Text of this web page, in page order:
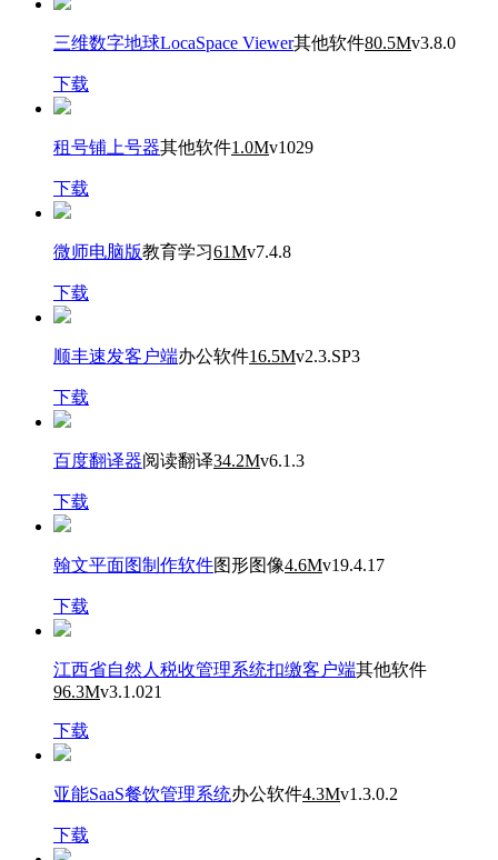
三维数字地球LocaSpace Viewer其他软件80.5Mv3.8.0
下载
租号铺上号器其他软件1.0Mv1029
下载
微师电脑版教育学习61Mv7.4.8
下载
顺丰速发客户端办公软件16.5Mv2.3.SP3
下载
百度翻译器阅读翻译34.2Mv6.1.3
下载
翰文平面图制作软件图形图像4.6Mv19.4.17
下载
江西省自然人税收管理系统扣缴客户端其他软件
96.3Mv3.1.021
下载
亚能SaaS餐饮管理系统办公软件4.3Mv1.3.0.2
下载